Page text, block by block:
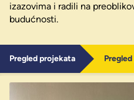
izazovima i radili na
budućnosti.
Pregled projekata